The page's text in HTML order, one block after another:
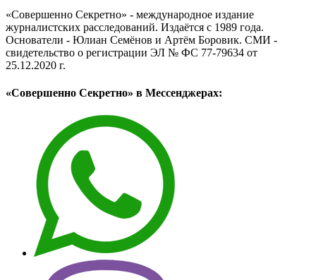
«Совершенно Секретно» - международное издание
журналистских расследований. Издаётся с 1989 года.
Основатели - Юлиан Семёнов и Артём Боровик. CМИ -
свидетельство о регистрации ЭЛ № ФС 77-79634 от
25.12.2020 г.
«Совершенно Секретно» в Мессенджерах: